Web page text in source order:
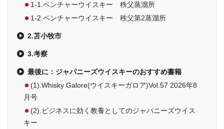
1-1.ベンチャーウイスキー 秩父蒸溜所
1-2.ベンチャーウイスキー 秩父第2蒸溜所
2.苫小牧市
3.考察
最後に：ジャパニーズウイスキーのおすすめ書籍
(1).Whisky Galore(ウイスキーガロア)Vol.57 2026年8
月号
(2).ビジネスに効く教養としてのジャパニーズウイス
キー